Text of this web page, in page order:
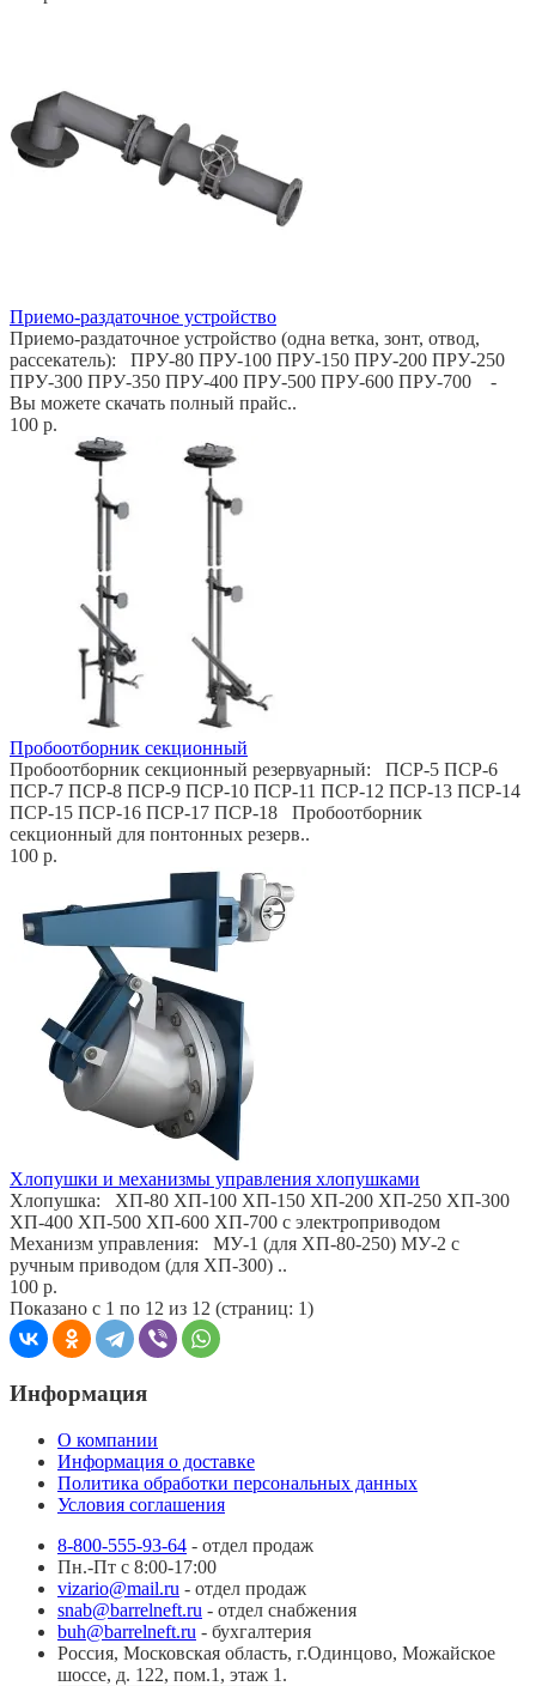
Приемо-раздаточное устройство
Приемо-раздаточное устройство (одна ветка, зонт, отвод,
рассекатель): ПРУ-80 ПРУ-100 ПРУ-150 ПРУ-200 ПРУ-250
ПРУ-300 ПРУ-350 ПРУ-400 ПРУ-500 ПРУ-600 ПРУ-700 -
Вы можете скачать полный прайс..
100 р.
Пробоотборник секционный
Пробоотборник секционный резервуарный: ПСР-5 ПСР-6
ПСР-7 ПСР-8 ПСР-9 ПСР-10 ПСР-11 ПСР-12 ПСР-13 ПСР-14
ПСР-15 ПСР-16 ПСР-17 ПСР-18 Пробоотборник
секционный для понтонных резерв..
100 р.
Хлопушки и механизмы управления хлопушками
Хлопушка: ХП-80 ХП-100 ХП-150 ХП-200 ХП-250 ХП-300
ХП-400 ХП-500 ХП-600 ХП-700 с электроприводом
Механизм управления: МУ-1 (для ХП-80-250) МУ-2 с
ручным приводом (для ХП-300) ..
100 р.
Показано с 1 по 12 из 12 (страниц: 1)
Информация
О компании
Информация о доставке
Политика обработки персональных данных
Условия соглашения
8-800-555-93-64 - отдел продаж
Пн.-Пт с 8:00-17:00
vizario@mail.ru - отдел продаж
snab@barrelneft.ru - отдел снабжения
buh@barrelneft.ru - бухгалтерия
Россия, Московская область, г.Одинцово, Можайское
шоссе, д. 122, пом.1, этаж 1.